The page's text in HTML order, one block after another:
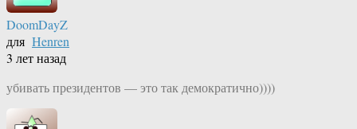
DoomDayZ
для Henren
3 лет назад
убивать президентов — это так демократично))))